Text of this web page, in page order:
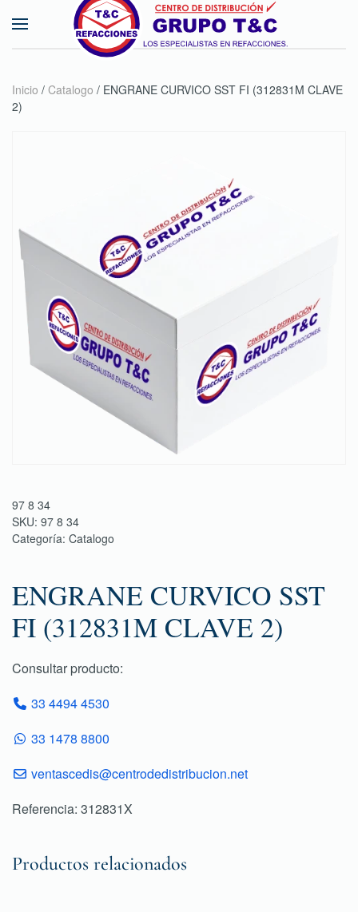
Skip to main content
Inicio / Catalogo / ENGRANE CURVICO SST FI (312831M CLAVE
2)
97 8 34
SKU: 97 8 34
Categoría: Catalogo
ENGRANE CURVICO SST
FI (312831M CLAVE 2)
Consultar producto:
33 4494 4530
33 1478 8800
ventascedis@centrodedistribucion.net
Referencia: 312831X
Productos relacionados